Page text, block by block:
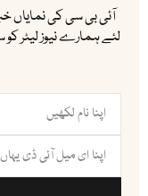
آئی بی سی کی نمایاں
لئے ہمارے نیوز لیٹر